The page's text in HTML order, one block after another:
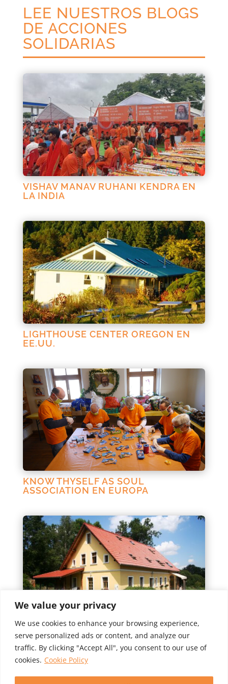
We value your privacy
We use cookies to enhance your browsing experience,
serve personalized ads or content, and analyze our
traffic. By clicking "Accept All", you consent to our use of
cookies. Cookie Policy
LEE NUESTROS BLOGS
DE ACCIONES
SOLIDARIAS
VISHAV MANAV RUHANI KENDRA EN
LA INDIA
LIGHTHOUSE CENTER OREGON EN
EE.UU.
KNOW THYSELF AS SOUL
ASSOCIATION EN EUROPA
LIGHTHOUSE CENTER POLONIA EN
EUROPA